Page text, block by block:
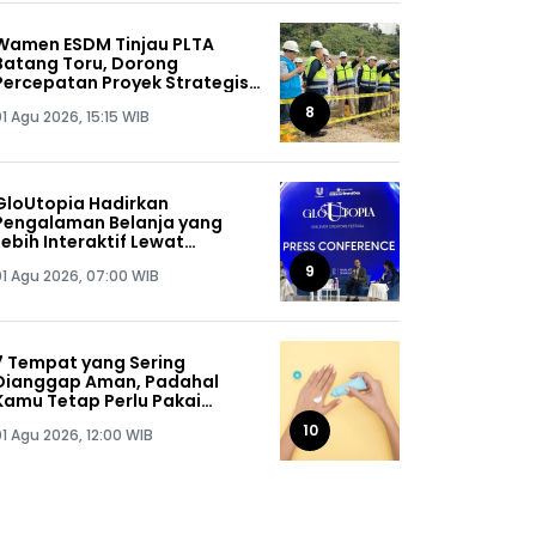
ESDM Tinjau PLTA
Toru, Dorong
Proyek Strategis
Agu 2026, 15:15 WIB 8
Hadirkan
Belanja yang
Interaktif Lewat
Agu 2026, 07:00 WIB 9
Tempat yang Sering
Aman, Padahal
Tetap Perlu Pakai
Agu 2026, 12:00 WIB 10